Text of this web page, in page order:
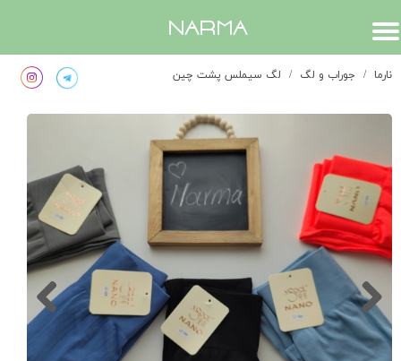
​narma
نارما جوراب و لگ لگ سیملس پشت چین